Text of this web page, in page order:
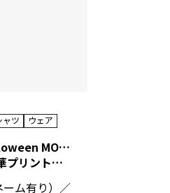
ャツ ウェア
HAPPY Halloween MODEL（HL-5-9）
プロアマ昇華プリントシャツ（ハッピーハロウィン）
ム有り）／